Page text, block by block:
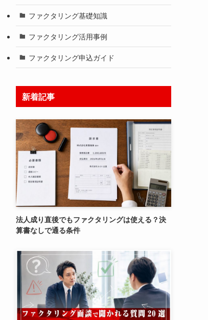
ファクタリング基礎知識
ファクタリング活用事例
ファクタリング申込ガイド
新着記事
法人成り直後でもファクタリングは使える？決
算書なしで通る条件